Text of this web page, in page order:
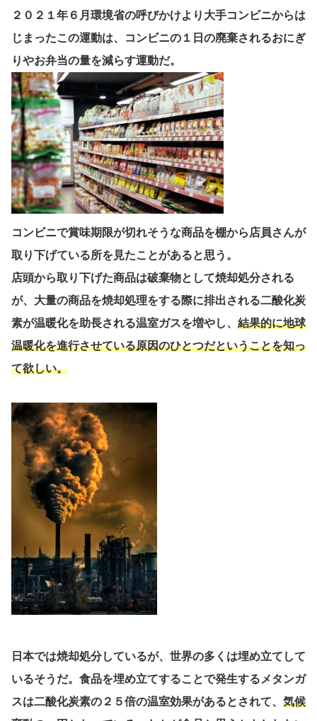
２０２１年６月環境省の呼びかけより大手コンビニからは
じまったこの運動は、コンビニの１日の廃棄されるおにぎ
りやお弁当の量を減らす運動だ。
コンビニで賞味期限が切れそうな商品を棚から店員さんが
取り下げている所を見たことがあると思う。
店頭から取り下げた商品は破棄物として焼却処分される
が、大量の商品を焼却処理をする際に排出される二酸化炭
素が温暖化を助長される温室ガスを増やし、 結果的に地球
温暖化を進行させている原因のひとつだということを知っ
て欲しい。
日本では焼却処分しているが、世界の多くは埋め立てして
いるそうだ。食品を埋め立てすることで発生するメタンガ
スは二酸化炭素の２５倍の温室効果があるとされて、 気候